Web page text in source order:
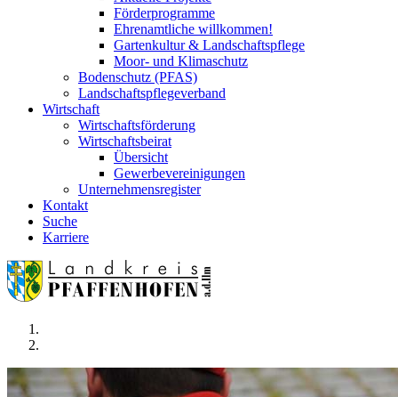
Förderprogramme
Ehrenamtliche willkommen!
Gartenkultur & Landschaftspflege
Moor- und Klimaschutz
Bodenschutz (PFAS)
Landschaftspflegeverband
Wirtschaft
Wirtschaftsförderung
Wirtschaftsbeirat
Übersicht
Gewerbevereinigungen
Unternehmensregister
Kontakt
Suche
Karriere